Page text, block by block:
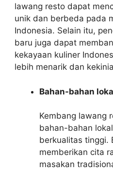
lawang resto dapat
unik dan berbeda pada
Indonesia. Selain itu,
baru juga dapat
kekayaan kuliner
lebih menarik dan
Bahan-bahan
Kembang lawang
bahan-bahan
berkualitas tinggi.
memberikan cita
masakan